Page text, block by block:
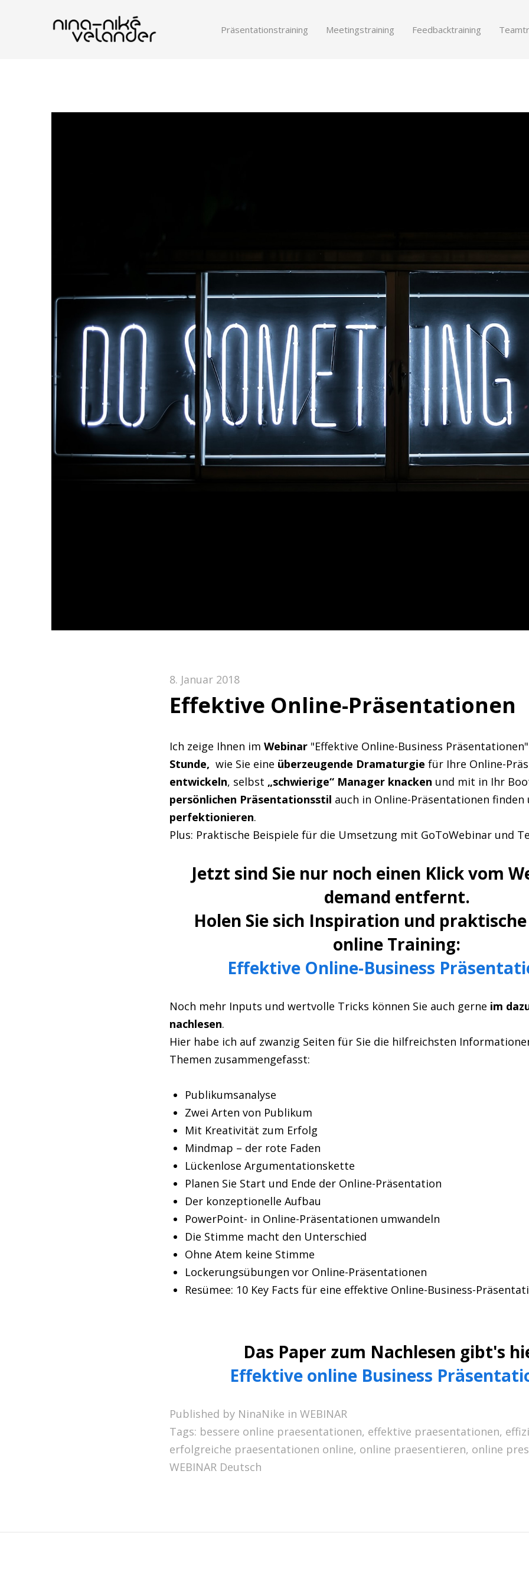
Präsentationstraining Meetingstraining Feedbacktraining
8. Januar 2018
Effektive Online-Präsentationen
Ich zeige Ihnen im Webinar "Effektive Online-Business Präsentationen"
Stunde, wie Sie eine überzeugende Dramaturgie für Ihre Online-
entwickeln, selbst „schwierige“ Manager knacken und mit in Ihr
persönlichen Präsentationsstil auch in Online-Präsentationen finden
perfektionieren.
Plus: Praktische Beispiele für die Umsetzung mit GoToWebinar und
Jetzt sind Sie nur noch einen Klick vom
demand entfernt.
Holen Sie sich Inspiration und
online Training:
Effektive Online-Business
Noch mehr Inputs und wertvolle Tricks können Sie auch gerne im
nachlesen.
Hier habe ich auf zwanzig Seiten für Sie die hilfreichsten
Themen zusammengefasst:
Publikumsanalyse
Zwei Arten von Publikum
Mit Kreativität zum Erfolg
Mindmap – der rote Faden
Lückenlose Argumentationskette
Planen Sie Start und Ende der Online-Präsentation
Der konzeptionelle Aufbau
PowerPoint- in Online-Präsentationen umwandeln
Die Stimme macht den Unterschied
Ohne Atem keine Stimme
Lockerungsübungen vor Online-Präsentationen
Resümee: 10 Key Facts für eine effektive Online-Business-
Das Paper zum Nachlesen gibt's
Effektive online Business
Published by NinaNike in WEBINAR
Tags: bessere online praesentationen, effektive praesentationen,
erfolgreiche praesentationen online, online praesentieren, online
WEBINAR Deutsch